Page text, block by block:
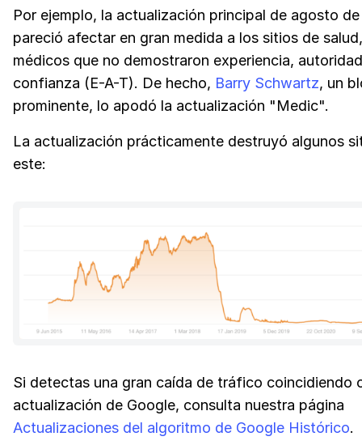
Por ejemplo, la actualización principal de agosto de
pareció afectar en gran medida a los sitios de
médicos que no demostraron experiencia,
confianza (E-A-T). De hecho, Barry Schwartz, un
prominente, lo apodó la actualización "Medic".
La actualización prácticamente destruyó algunos
este:
Si detectas una gran caída de tráfico coincidiendo
actualización de Google, consulta nuestra página
Actualizaciones del algoritmo de Google Histórico.